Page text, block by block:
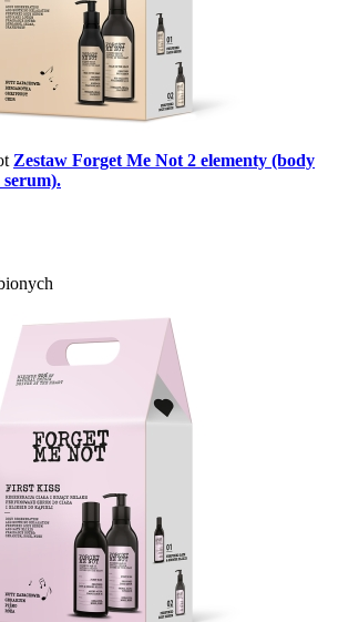
Zestaw Forget Me Not 2 elementy (body